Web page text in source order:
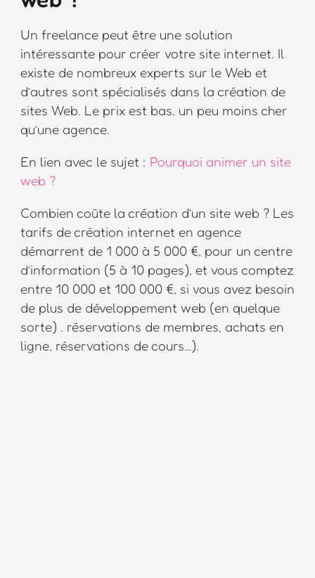
Un freelance peut être une solution
intéressante pour créer votre site internet. Il
existe de nombreux experts sur le Web et
d’autres sont spécialisés dans la création de
sites Web. Le prix est bas, un peu moins cher
qu’une agence.
En lien avec le sujet : Pourquoi animer un site
web ?
Combien coûte la création d’un site web ? Les
tarifs de création internet en agence
démarrent de 1 000 à 5 000 €, pour un centre
d’information (5 à 10 pages), et vous comptez
entre 10 000 et 100 000 €, si vous avez besoin
de plus de développement web (en quelque
sorte) . réservations de membres, achats en
ligne, réservations de cours…).